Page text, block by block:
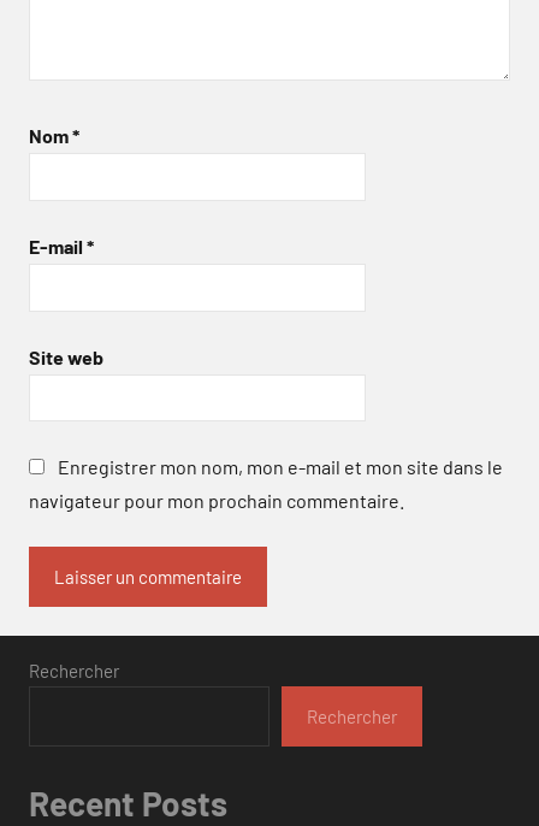
Nom*
E-mail *
Site web
Enregistrer mon nom, mon e-mail et mon site dans le
navigateur pour mon prochain commentaire.
Rechercher
Rechercher
Recent Posts